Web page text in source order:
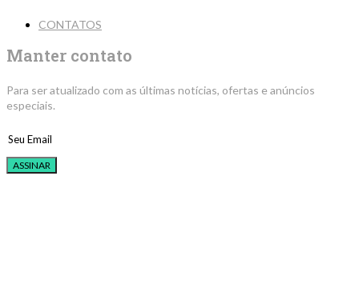
CONTATOS
Manter contato
Para ser atualizado com as últimas notícias, ofertas e anúncios
especiais.
ASSINAR